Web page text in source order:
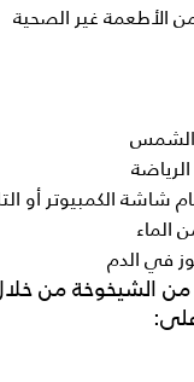
الأطعمة غير الصحية
الشمس
شاشة الكمبيوتر أو
الماء
في الدم
من الشيخوخة من